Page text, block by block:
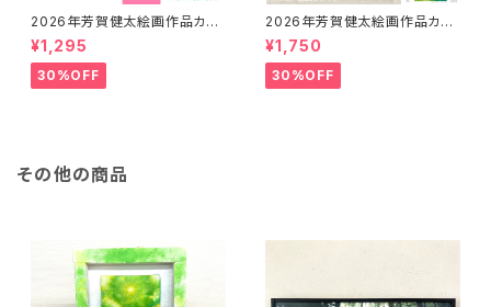
2026年芳賀健太絵画作品カレ
ンダー（卓上タイプB6）※おまけ
のポストカード付き
¥1,295
30%OFF
2026年芳賀健太絵画作品カレ
ンダー（壁掛けA3）※おまけの
ポストカード付き
¥1,750
30%OFF
その他の商品